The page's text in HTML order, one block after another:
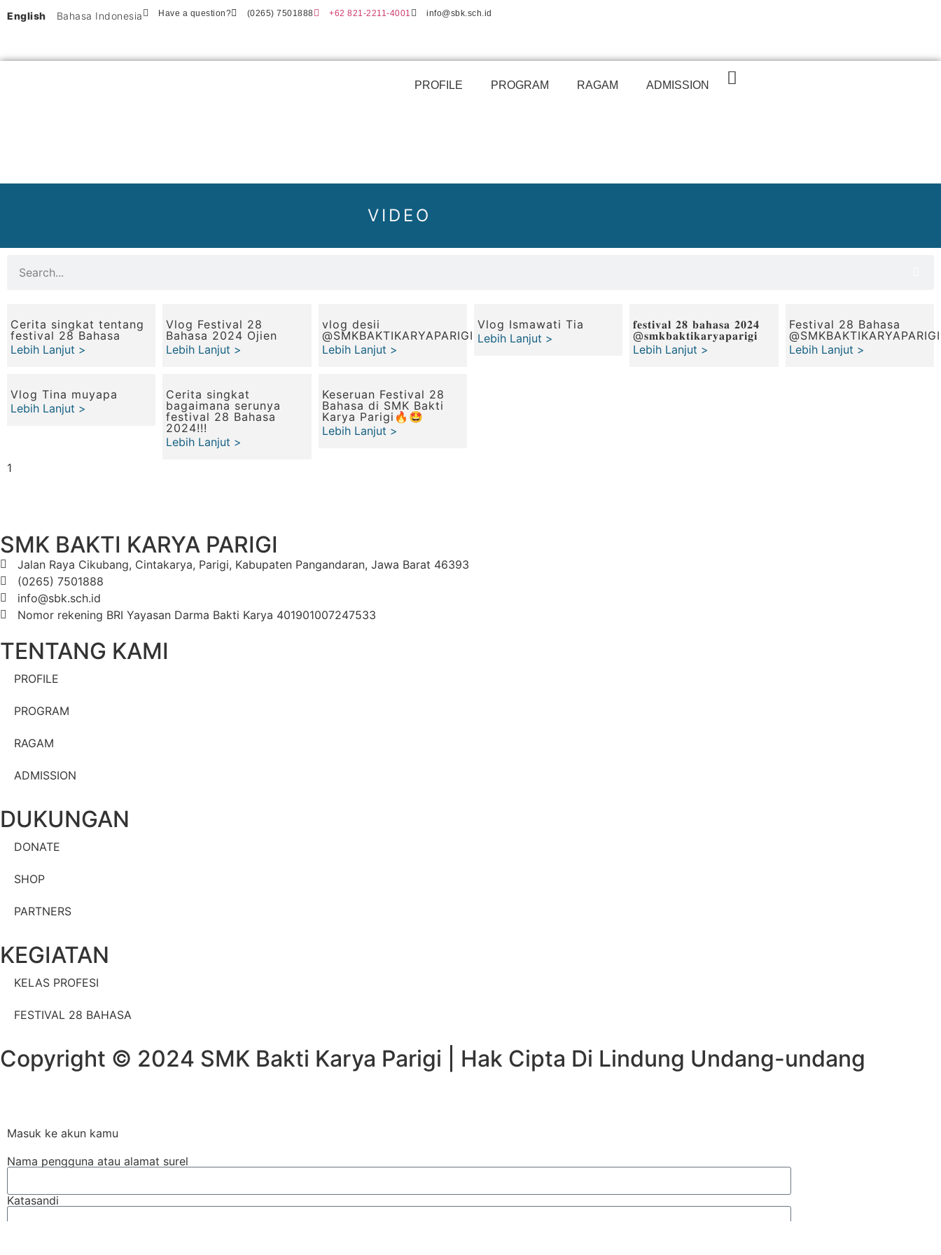
English Bahasa Indonesia Have a question? (0265) 7501888 +62 821-2211-4001 info@sbk.sch.id
PROFILE PROGRAM RAGAM ADMISSION
VIDEO
Cerita singkat tentang
festival 28 Bahasa
Lebih Lanjut >
Vlog Festival 28
Bahasa 2024 Ojien
Lebih Lanjut >
vlog desii
‪@SMKBAKTIKARYAPARIGI‬
Lebih Lanjut >
Vlog Ismawati Tia
Lebih Lanjut >
𝐟𝐞𝐬𝐭𝐢𝐯𝐚𝐥 𝟐𝟖 𝐛𝐚𝐡𝐚𝐬𝐚 𝟐𝟎𝟐𝟒
@𝐬𝐦𝐤𝐛𝐚𝐤𝐭𝐢𝐤𝐚𝐫𝐲𝐚𝐩𝐚𝐫𝐢𝐠𝐢
Lebih Lanjut >
Festival 28 Bahasa
‪@SMKBAKTIKARYAPARIGI‬
Lebih Lanjut >
Vlog Tina muyapa
Lebih Lanjut >
Cerita singkat
bagaimana serunya
festival 28 Bahasa
2024!!!
Lebih Lanjut >
Keseruan Festival 28
Bahasa di SMK Bakti
Karya Parigi🔥🤩
Lebih Lanjut >
SMK BAKTI KARYA PARIGI
Jalan Raya Cikubang, Cintakarya, Parigi, Kabupaten Pangandaran, Jawa Barat 46393
(0265) 7501888
info@sbk.sch.id
Nomor rekening BRI Yayasan Darma Bakti Karya 401901007247533
TENTANG KAMI
PROFILE
PROGRAM
RAGAM
ADMISSION
DUKUNGAN
DONATE
SHOP
PARTNERS
KEGIATAN
KELAS PROFESI
FESTIVAL 28 BAHASA
Copyright © 2024 SMK Bakti Karya Parigi | Hak Cipta Di Lindung Undang-undang​
Masuk ke akun kamu
Nama pengguna atau alamat surel
Katasandi